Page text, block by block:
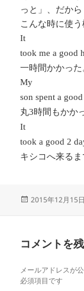
っと」、だか
こんな時に使う
It
took me a good
一時間かかった
My
son spent a
丸3時間もかか
It
took a good 2
キシコへ来る
投
2015年12月15日
コメントを
メールアドレスが
必須項目です